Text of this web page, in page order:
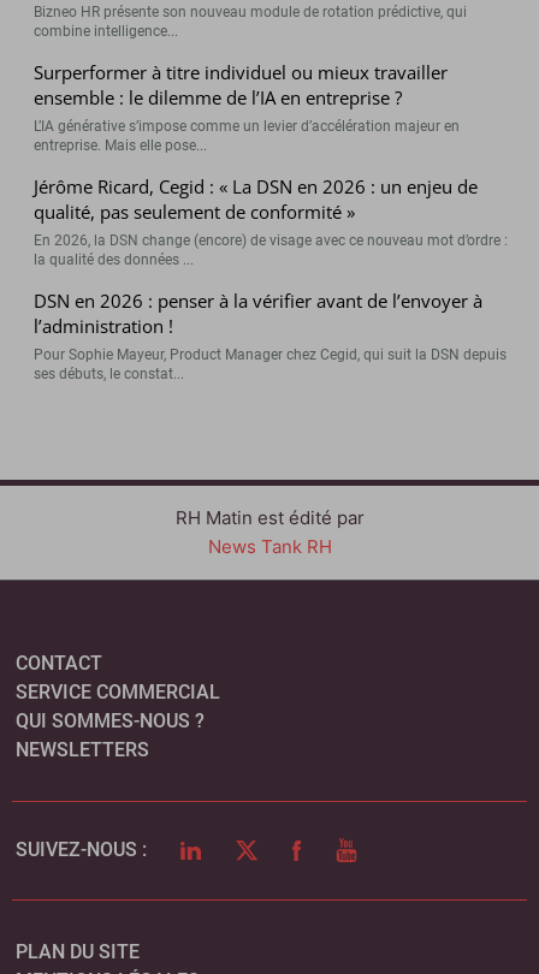
Bizneo HR présente son nouveau module de rotation prédictive, qui
combine intelligence...
Surperformer à titre individuel ou mieux travailler
ensemble : le dilemme de l’IA en entreprise ?
L’IA générative s’impose comme un levier d’accélération majeur en
entreprise. Mais elle pose...
Jérôme Ricard, Cegid : « La DSN en 2026 : un enjeu de
qualité, pas seulement de conformité »
En 2026, la DSN change (encore) de visage avec ce nouveau mot d’ordre :
la qualité des données ...
DSN en 2026 : penser à la vérifier avant de l’envoyer à
l’administration !
Pour Sophie Mayeur, Product Manager chez Cegid, qui suit la DSN depuis
ses débuts, le constat...
RH Matin est édité par
News Tank RH
CONTACT
SERVICE COMMERCIAL
QUI SOMMES-NOUS ?
NEWSLETTERS
SUIVEZ-NOUS : LINKEDINTWITTERFACEBOOK
YOUTUBE
PLAN DU SITE